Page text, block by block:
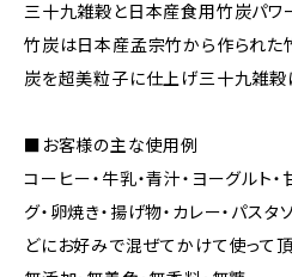
三十九雑穀と日本産食用竹炭パワ
竹炭は日本産孟宗竹から作られた
炭を超美粒子に仕上げ三十九雑穀
■お客様の主な使用例
コーヒー・牛乳・青汁・ヨーグルト・
グ・卵焼き・揚げ物・カレー・パス
どにお好みで混ぜてかけて使って頂